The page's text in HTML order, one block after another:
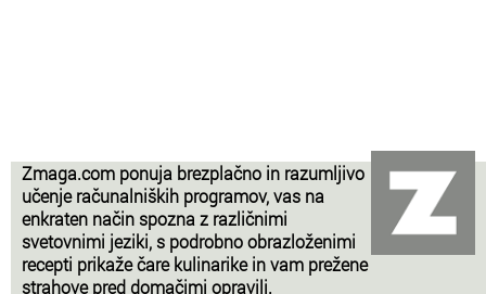
Zmaga.com ponuja brezplačno in razumljivo
učenje računalniških programov, vas na
enkraten način spozna z različnimi
svetovnimi jeziki, s podrobno obrazloženimi
recepti prikaže čare kulinarike in vam prežene
strahove pred domačimi opravili.